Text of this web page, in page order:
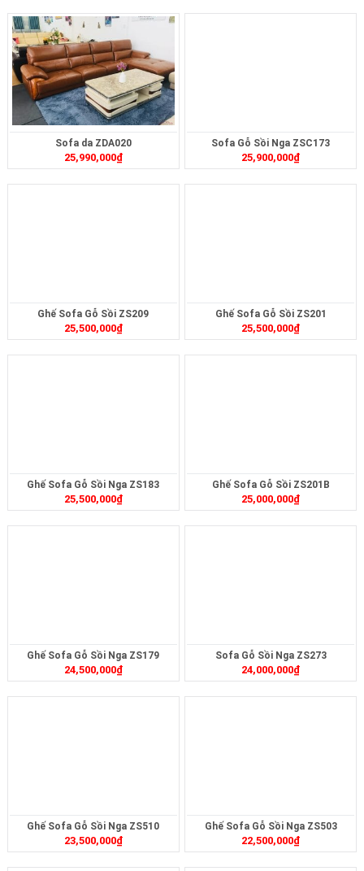
Sofa da ZDA020
25,990,000₫
Sofa Gỗ Sồi Nga ZSC173
25,900,000₫
Ghế Sofa Gỗ Sồi ZS209
25,500,000₫
Ghế Sofa Gỗ Sồi ZS201
25,500,000₫
Ghế Sofa Gỗ Sồi Nga ZS183
25,500,000₫
Ghế Sofa Gỗ Sồi ZS201B
25,000,000₫
Ghế Sofa Gỗ Sồi Nga ZS179
24,500,000₫
Sofa Gỗ Sồi Nga ZS273
24,000,000₫
Ghế Sofa Gỗ Sồi Nga ZS510
23,500,000₫
Ghế Sofa Gỗ Sồi Nga ZS503
22,500,000₫